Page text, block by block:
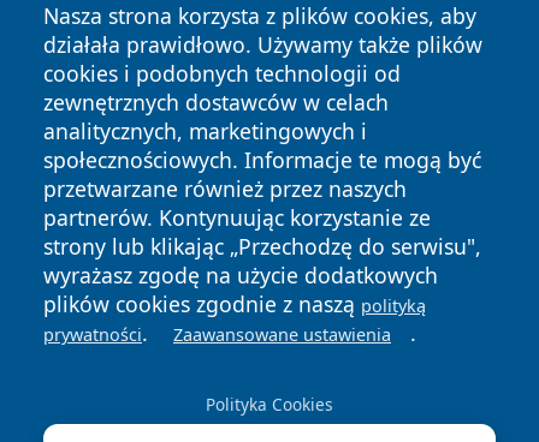
Nasza strona korzysta z plików cookies, aby
działała prawidłowo. Używamy także plików
cookies i podobnych technologii od
zewnętrznych dostawców w celach
analitycznych, marketingowych i
społecznościowych. Informacje te mogą być
przetwarzane również przez naszych
partnerów. Kontynuując korzystanie ze
strony lub klikając „Przechodzę do serwisu",
wyrażasz zgodę na użycie dodatkowych
plików cookies zgodnie z naszą polityką
prywatności. Zaawansowane ustawienia .
Polityka Cookies
Copyright © 2026 lubinski24.pl Wszystkie prawa zastrzeżone.
News Autorzy
Polityka
Prywatności
Polityka
Cookies